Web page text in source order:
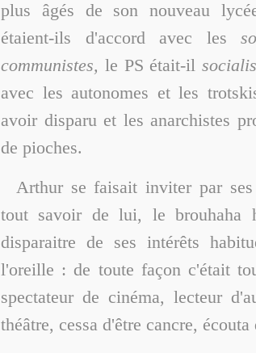
plus âgés de son nouveau
étaient-ils d'accord avec les
communistes, le PS était-il
avec les autonomes et les
avoir disparu et les anarchistes
de pioches.
Arthur se faisait inviter par
tout savoir de lui, le brouhaha
disparaitre de ses intérêts
l'oreille : de toute façon c'était
spectateur de cinéma, lecteur
théâtre, cessa d'être cancre,